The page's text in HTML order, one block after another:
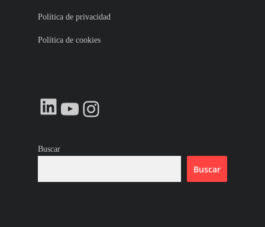
Política de privacidad
Política de cookies
LinkedIn
YouTube
Instagram
Buscar
Buscar